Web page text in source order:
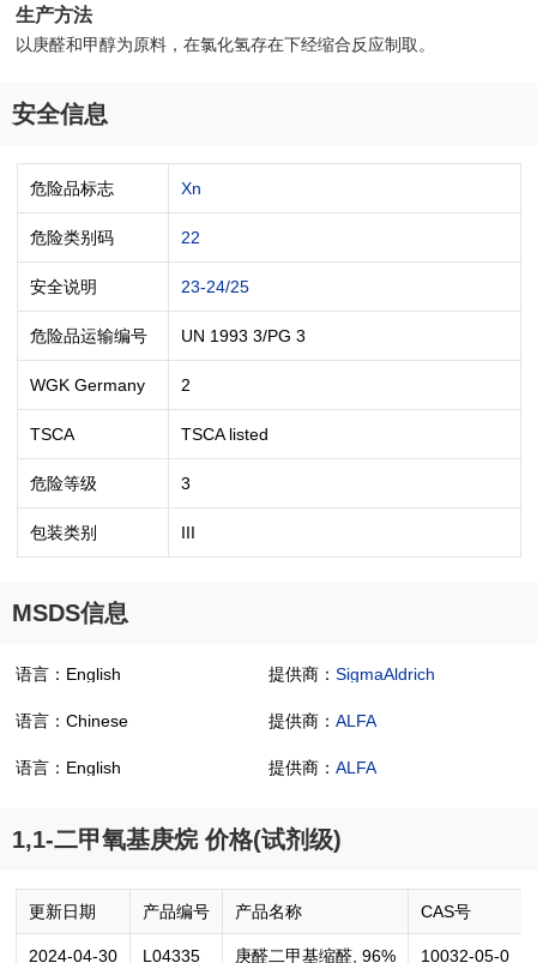
生产方法
以庚醛和甲醇为原料，在氯化氢存在下经缩合反应制取。
安全信息
危险品标志 Xn
危险类别码 22
安全说明 23-24/25
危险品运输编号 UN 1993 3/PG 3
WGK Germany 2
TSCA TSCA listed
危险等级 3
包装类别 III
MSDS信息
语言：English 提供商： SigmaAldrich
语言：Chinese 提供商： ALFA
语言：English 提供商： ALFA
1,1-二甲氧基庚烷 价格(试剂级)
更新日期 产品编号 产品名称 CAS号
2024-04-30 L04335 庚醛二甲基缩醛, 96% 10032-05-0